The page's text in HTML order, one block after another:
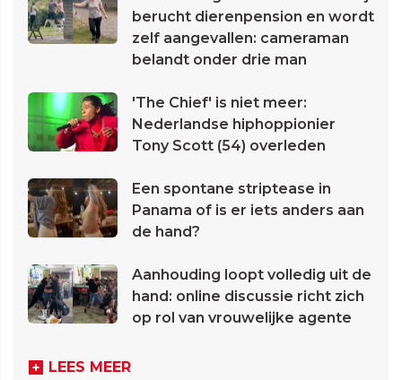
berucht dierenpension en wordt
zelf aangevallen: cameraman
belandt onder drie man
'The Chief' is niet meer:
Nederlandse hiphoppionier
Tony Scott (54) overleden
Een spontane striptease in
Panama of is er iets anders aan
de hand?
Aanhouding loopt volledig uit de
hand: online discussie richt zich
op rol van vrouwelijke agente
LEES MEER